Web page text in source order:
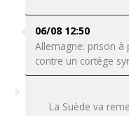
06/08 12:50
Allemagne: prison à
contre un cortège
La Suède va